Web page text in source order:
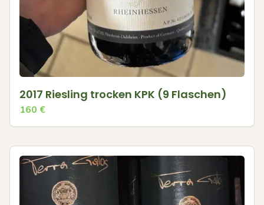
2017 Riesling trocken KPK (9 Flaschen)
160 €